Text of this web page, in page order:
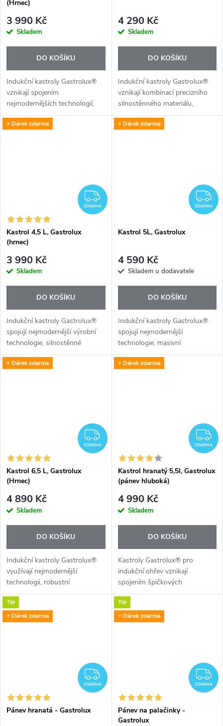
(Hrnec)
3 990 Kč
Skladem
DO KOŠÍKU
Indukční kastroly Gastrolux®
vznikají spojením
nejmodernějších technologií,
silnostěnných kvalitních
materiálů, elegantních tvarů a
4 290 Kč
Skladem
DO KOŠÍKU
Indukční kastroly Gastrolux®
vznikají kombinací precizního
silnostěnného materiálu,
elegantního moderního tvaru,
extrémně odolné nepřilnavé
+ Dárek zdarma
ZDARMA
ZDARMA
Kastrol 4,5 L, Gastrolux
(hrnec)
3 990 Kč
Skladem
DO KOŠÍKU
Indukční kastroly Gastrolux®
spojují nejmodernější výrobní
technologie, silnostěnné
prémiové materiály, elegantní
tvarování a mimořádně odolnou
+ Dárek zdarma
ZDARMA
Kastrol 5L, Gastrolux
4 590 Kč
Skladem u dodavatele
DO KOŠÍKU
Indukční kastroly Gastrolux®
spojují nejmodernější
technologie, masivní
silnostěnné materiály, elegantní
tvary a mimořádně odolnou
+ Dárek zdarma
ZDARMA
ZDARMA
Kastrol 6,5 L, Gastrolux
(Hrnec)
4 890 Kč
Skladem
DO KOŠÍKU
Indukční kastroly Gastrolux®
využívají nejmodernější
technologii, robustní
silnostěnné materiály, elegantní
tvarování a extrémně odolný
nepřilnavý povrch BIOTAN®,
+ Dárek zdarma
ZDARMA
Kastrol hranatý 5,5l, Gastrolux
(pánev hluboká)
4 990 Kč
Skladem
DO KOŠÍKU
Kastroly Gastrolux® pro
indukční ohřev vznikají
spojením špičkových
silnostěnných materiálů,
elegantních tvarů, extrémně
odolného nepřilnavého povrchu
Tip
+ Dárek zdarma
ZDARMA
ZDARMA
Pánev hranatá - Gastrolux
Tip
+ Dárek zdarma
ZDARMA
Pánev na palačinky -
Gastrolux